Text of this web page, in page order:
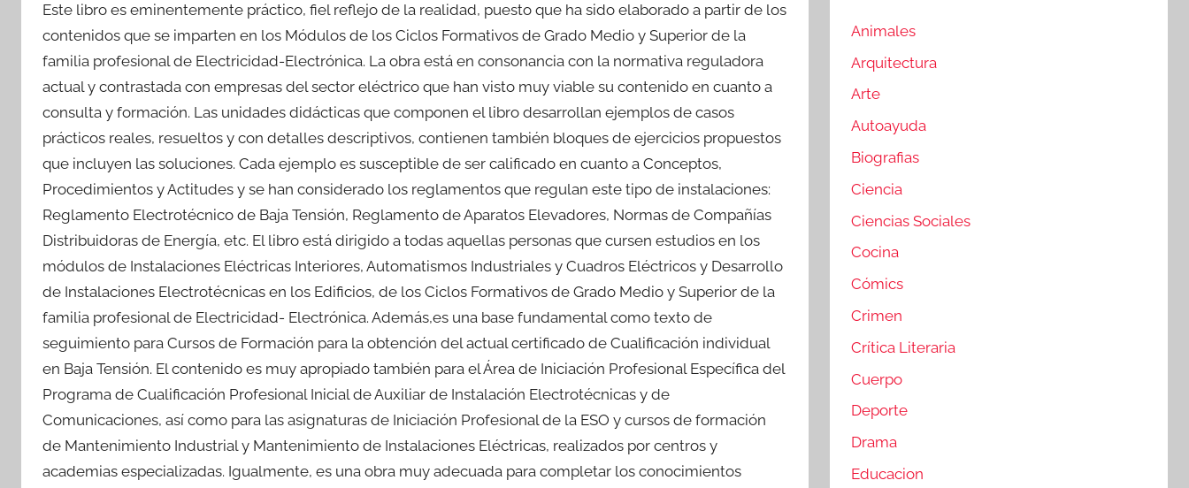
Este libro es eminentemente práctico, fiel reflejo de la realidad, puesto que ha sido elaborado a partir de los
contenidos que se imparten en los Módulos de los Ciclos Formativos de Grado Medio y Superior de la
familia profesional de Electricidad-Electrónica. La obra está en consonancia con la normativa reguladora
actual y contrastada con empresas del sector eléctrico que han visto muy viable su contenido en cuanto a
consulta y formación. Las unidades didácticas que componen el libro desarrollan ejemplos de casos
prácticos reales, resueltos y con detalles descriptivos, contienen también bloques de ejercicios propuestos
que incluyen las soluciones. Cada ejemplo es susceptible de ser calificado en cuanto a Conceptos,
Procedimientos y Actitudes y se han considerado los reglamentos que regulan este tipo de instalaciones:
Reglamento Electrotécnico de Baja Tensión, Reglamento de Aparatos Elevadores, Normas de Compañías
Distribuidoras de Energía, etc. El libro está dirigido a todas aquellas personas que cursen estudios en los
módulos de Instalaciones Eléctricas Interiores, Automatismos Industriales y Cuadros Eléctricos y Desarrollo
de Instalaciones Electrotécnicas en los Edificios, de los Ciclos Formativos de Grado Medio y Superior de la
familia profesional de Electricidad- Electrónica. Además,es una base fundamental como texto de
seguimiento para Cursos de Formación para la obtención del actual certificado de Cualificación individual
en Baja Tensión. El contenido es muy apropiado también para el Área de Iniciación Profesional Específica del
Programa de Cualificación Profesional Inicial de Auxiliar de Instalación Electrotécnicas y de
Comunicaciones, así como para las asignaturas de Iniciación Profesional de la ESO y cursos de formación
de Mantenimiento Industrial y Mantenimiento de Instalaciones Eléctricas, realizados por centros y
academias especializadas. Igualmente, es una obra muy adecuada para completar los conocimientos
Animales
Arquitectura
Arte
Autoayuda
Biografias
Ciencia
Ciencias Sociales
Cocina
Cómics
Crimen
Crítica Literaria
Cuerpo
Deporte
Drama
Educacion